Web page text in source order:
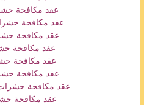
عقد مكافحة
عقد مكافحة
عقد مكافحة
عقد مكافحة
عقد مكافحة
عقد مكافحة
عقد مكافحة حشرات
عقد مكافحة